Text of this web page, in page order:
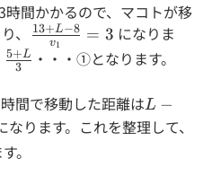
間かかるので、マコトが移
、 \frac{13+L-
8}{v_1}=3
v1
13+L−8 = 3 になりま
3
5+L ・・・①となります。
間で移動した距離はL-
13+8
L −
なります。これを整理して、
。